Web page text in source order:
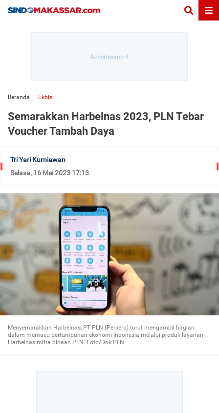
Beranda Ekbis
Semarakkan Harbelnas 2023, PLN Tebar
Voucher Tambah Daya
Tri Yari Kurniawan
Selasa, 16 Mei 2023 17:13
Menyemarakkan Harbelnas, PT PLN (Persero) turut mengambil bagian
dalam memacu pertumbuhan ekonomi Indonesia melalui produk layanan
Harbelnas mitra binaan PLN. Foto/Dok PLN